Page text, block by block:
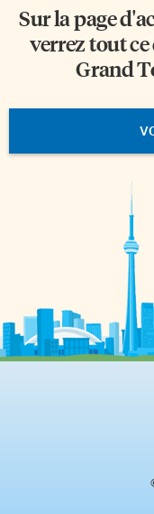
Sur la page
verrez tout
Grand